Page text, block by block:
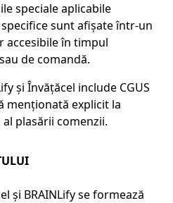
speciale aplicabile
sunt afișate într-un
accesibile în timpul
de comandă.
și Învățăcel include CGUS
menționată explicit la
plasării comenzii.
și BRAINLify se formează